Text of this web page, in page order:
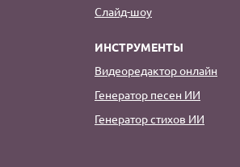
Слайд-шоу
ИНСТРУМЕНТЫ
Видеоредактор онлайн
Генератор песен ИИ
Генератор стихов ИИ